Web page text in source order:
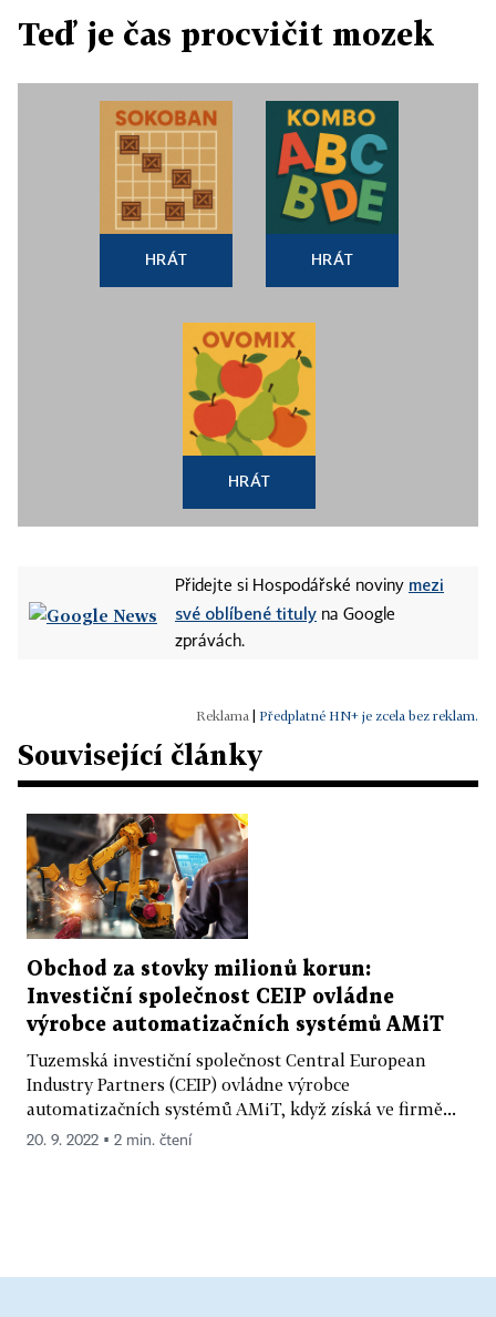
Teď je čas procvičit mozek
HRÁT HRÁT
HRÁT
Přidejte si Hospodářské noviny mezi
své oblíbené tituly na Google
zprávách.
Předplatné HN+ je zcela bez reklam.
Související články
Obchod za stovky milionů korun:
Investiční společnost CEIP ovládne
výrobce automatizačních systémů AMiT
Tuzemská investiční společnost Central European
Industry Partners (CEIP) ovládne výrobce
automatizačních systémů AMiT, když získá ve firmě...
20. 9. 2022 ▪ 2 min. čtení